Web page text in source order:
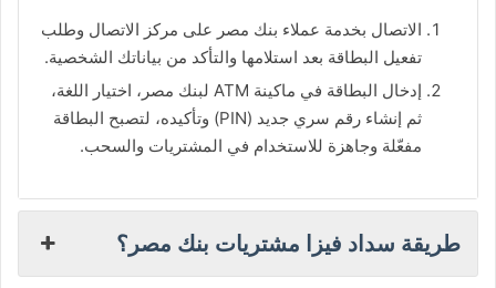
الاتصال بخدمة عملاء بنك مصر على مركز الاتصال وطلب
تفعيل البطاقة بعد استلامها والتأكد من بياناتك الشخصية.
إدخال البطاقة في ماكينة ATM لبنك مصر، اختيار اللغة،
ثم إنشاء رقم سري جديد (PIN) وتأكيده، لتصبح البطاقة
مفعّلة وجاهزة للاستخدام في المشتريات والسحب.
طريقة سداد فيزا مشتريات بنك مصر؟